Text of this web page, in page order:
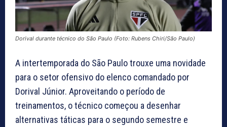
Dorival durante técnico do São Paulo (Foto: Rubens Chiri/São Paulo)
A intertemporada do São Paulo trouxe uma novidade
para o setor ofensivo do elenco comandado por
Dorival Júnior. Aproveitando o período de
treinamentos, o técnico começou a desenhar
alternativas táticas para o segundo semestre e